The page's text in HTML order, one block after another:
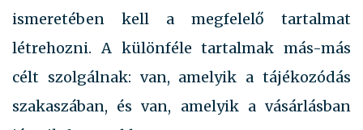
ismeretében kell a megfelelő tartalmat
létrehozni. A különféle tartalmak más-más
célt szolgálnak: van, amelyik a tájékozódás
szakaszában, és van, amelyik a vásárlásban